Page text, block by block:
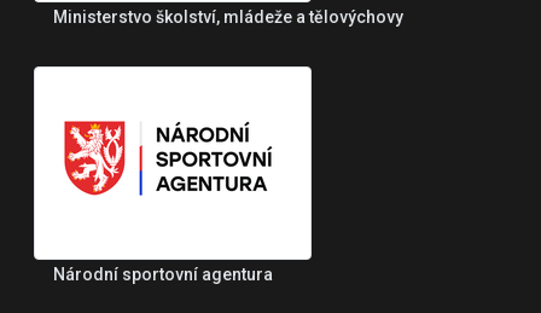
Ministerstvo školství, mládeže a tělovýchovy
Národní sportovní agentura